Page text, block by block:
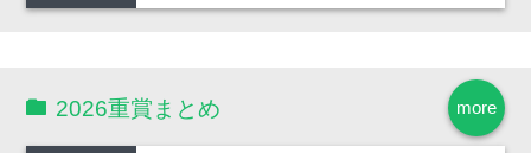
more
2026重賞まとめ